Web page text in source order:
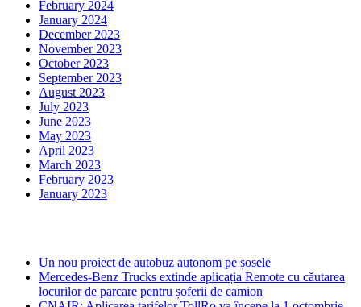
February 2024
January 2024
December 2023
November 2023
October 2023
September 2023
August 2023
July 2023
June 2023
May 2023
April 2023
March 2023
February 2023
January 2023
Un nou proiect de autobuz autonom pe șosele
Mercedes-Benz Trucks extinde aplicația Remote cu căutarea
locurilor de parcare pentru șoferii de camion